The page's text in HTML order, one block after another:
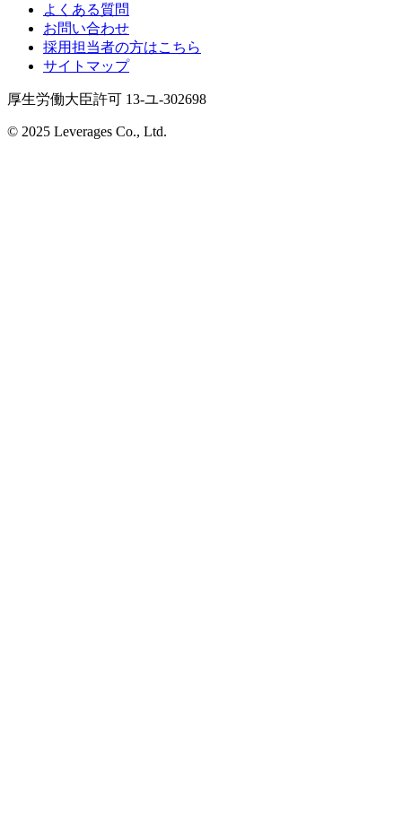
よくある質問
お問い合わせ
採用担当者の方はこちら
サイトマップ
厚生労働大臣許可 13-ユ-302698
© 2025 Leverages Co., Ltd.